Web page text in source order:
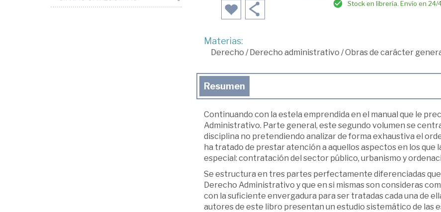
Stock en librería. Envío en 24/
Materias:
Derecho / Derecho administrativo /Obras de carácter
Resumen
Continuando con la estela emprendida en el manual que le
Administrativo. Parte general, este segundo volumen se
disciplina no pretendiendo analizar de forma exhaustiva el
ha tratado de prestar atención a aquellos aspectos en los que
especial: contratación del sector público, urbanismo y
Se estructura en tres partes perfectamente diferenciadas
Derecho Administrativo y que en si mismas son consideras
con la suficiente envergadura para ser tratadas cada una de
autores de este libro presentan un estudio sistemático de las